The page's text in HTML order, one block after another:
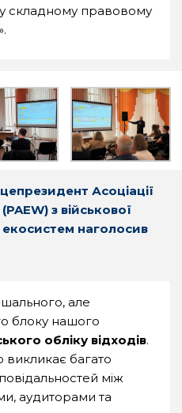
у складному правовому
Асоціації
з військової
екосистем наголосив
але
блоку нашого
обліку відходів.
викликає багато
між
аудиторами та